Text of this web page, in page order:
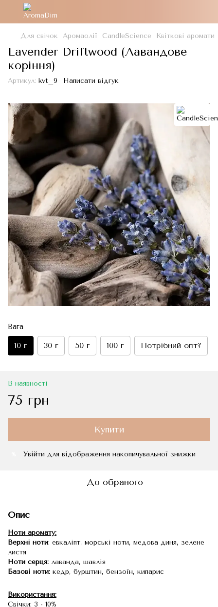
Для свічок Аромаолії CandleScience Квіткові аромати
Lavender Driftwood (Лавандове
коріння)
Артикул: kvt_9 Написати відгук
Вага
10 г 30 г 50 г 100 г Потрібний опт?
В наявності
75 грн
Купити
Увійти для відображення накопичувальної знижки
До обраного
Опис
Ноти аромату:
Верхні ноти: евкаліпт, морські ноти, медова диня, зелене
листя
Ноти серця: лаванда, шавлія
Базові ноти: кедр, бурштин, бензоїн, кипарис
Використання:
Свічки: 3 - 10%